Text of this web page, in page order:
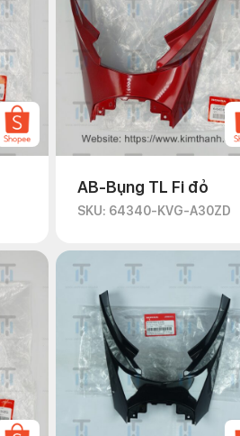
AB-Bụng TL Fi đỏ
SKU: 64340-KVG-A30ZD